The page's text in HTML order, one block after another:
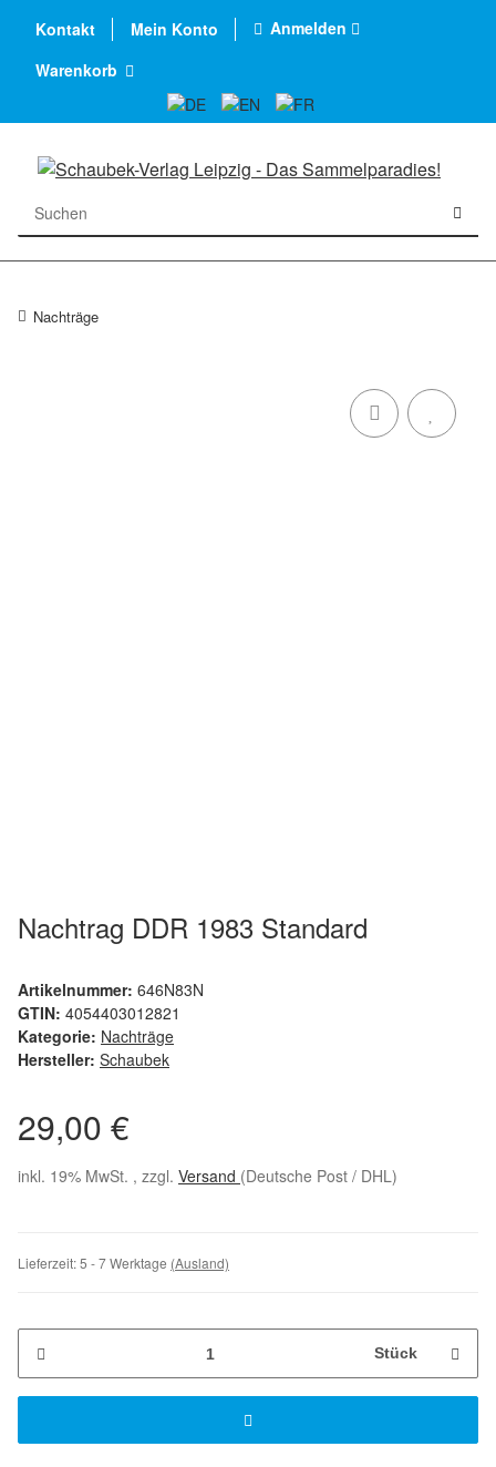
Kontakt Mein Konto
Anmelden
Warenkorb
Nachträge
Nachtrag DDR 1983 Standard
Artikelnummer: 646N83N
GTIN: 4054403012821
Kategorie: Nachträge
Hersteller: Schaubek
29,00 €
inkl. 19% MwSt. , zzgl. Versand (Deutsche Post / DHL)
Lieferzeit:5 - 7 Werktage (Ausland)
Stück